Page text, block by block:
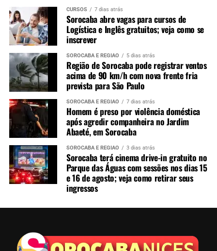
CURSOS 7 dias atrás
Sorocaba abre vagas para cursos de
Logística e Inglês gratuitos; veja como se
inscrever
SOROCABA E REGIÃO 5 dias atrás
Região de Sorocaba pode registrar ventos
acima de 90 km/h com nova frente fria
prevista para São Paulo
SOROCABA E REGIÃO 7 dias atrás
Homem é preso por violência doméstica
após agredir companheira no Jardim
Abaeté, em Sorocaba
SOROCABA E REGIÃO 3 dias atrás
Sorocaba terá cinema drive-in gratuito no
Parque das Águas com sessões nos dias 15
e 16 de agosto; veja como retirar seus
ingressos